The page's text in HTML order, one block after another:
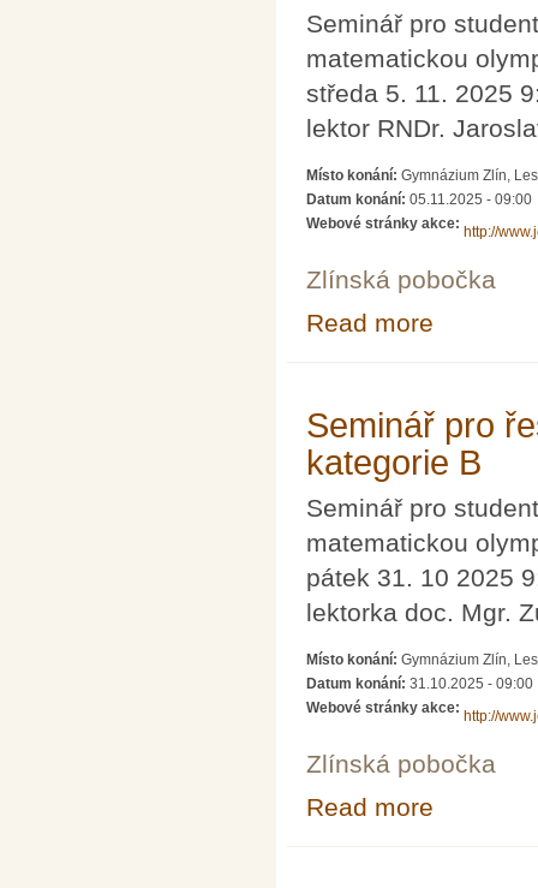
Seminář pro
matematickou
středa 5. 11. 2025
lektor RNDr.
Místo konání: Gymnázium Zlín,
Datum konání: 05.11.2025 - 09:00
Webové stránky akce:
http://
Zlínská pobočka
Read more
Seminář pro
kategorie B
Seminář pro
matematickou
pátek 31. 10 2025
lektorka doc. Mgr.
Místo konání: Gymnázium Zlín,
Datum konání: 31.10.2025 - 09:00
Webové stránky akce:
http://
Zlínská pobočka
Read more